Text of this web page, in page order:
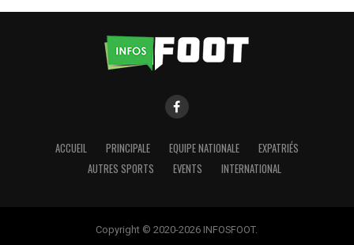
ACCUEIL PRINCIPALE EQUIPE NATIONALE
EXPATRIÉS
AUTRES SPORTS
EVENTS INTERNATIONAL
Copyright © 2020-2026 INFOSFOOT.